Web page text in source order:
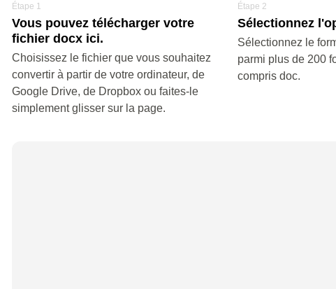
Étape 1
Vous pouvez télécharger votre
fichier docx ici.
Choisissez le fichier que vous souhaitez
convertir à partir de votre ordinateur, de
Google Drive, de Dropbox ou faites-le
simplement glisser sur la page.
Étape 2
Sélectionnez
Sélectionnez le
parmi plus de 200
compris doc.